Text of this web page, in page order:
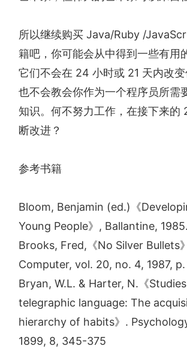
所以继续购买 Java/Ruby /
籍吧，你可能会从中得到一些有用
它们不会在 24 小时或 21 天内改变
也不会教会你作为一个程序员所需
知识。何不努力工作，在接下来的
断改进？
参考书籍
Bloom, Benjamin (ed.)《
Young People》, Ballantine, 1985.
Brooks, Fred,《No Silver Bullets
Computer, vol. 20, no. 4, 1987, p.
Bryan, W.L. & Harter, N.《
telegraphic language: The
hierarchy of habits》.
1899, 8, 345-375